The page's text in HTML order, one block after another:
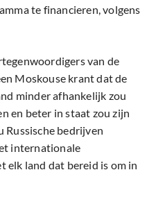
te financieren, volgens
van de
Moskouse krant dat de
minder afhankelijk zou
en beter in staat zou zijn
Russische bedrijven
internationale
elk land dat bereid is om in